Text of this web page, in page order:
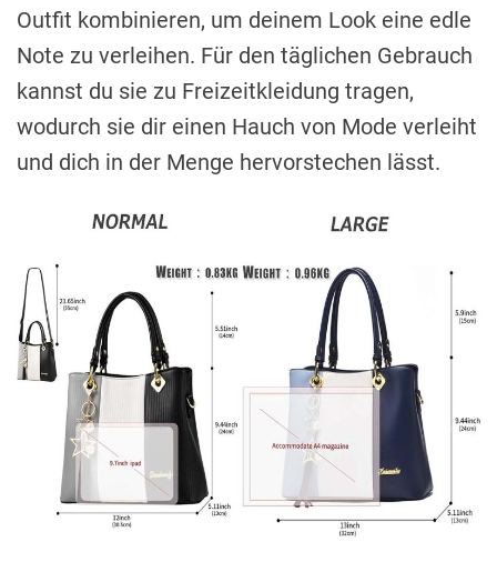
Outfit kombinieren, um deinem Look eine edle
Note zu verleihen. Für den täglichen Gebrauch
kannst du sie zu Freizeitkleidung tragen,
wodurch sie dir einen Hauch von Mode verleiht
und dich in der Menge hervorstechen lässt.